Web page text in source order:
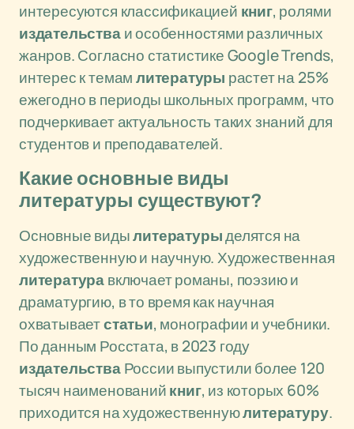
интересуются классификацией книг, ролями
издательстваи особенностями различных
жанров. Согласно статистике Google Trends,
интерес к темамлитературы растет на 25%
ежегодно в периоды школьных программ, что
подчеркивает актуальность таких знаний для
студентов и преподавателей.
Какие основные виды
литературы существуют?
Основные видылитературыделятся на
художественную и научную. Художественная
литературавключает романы, поэзию и
драматургию, в то время как научная
охватываетстатьи, монографии и учебники.
По данным Росстата, в 2023 году
издательстваРоссии выпустили более 120
тысяч наименованийкниг, из которых 60%
приходится на художественнуюлитературу.